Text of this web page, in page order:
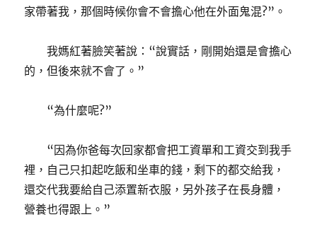
家帶著我，那個時候你會不會擔心他在外面鬼混?”。
我媽紅著臉笑著說：“說實話，剛開始還是會擔心
的，但後來就不會了。”
“為什麼呢?”
“因為你爸每次回家都會把工資單和工資交到我手
裡，自己只扣起吃飯和坐車的錢，剩下的都交給我，
還交代我要給自己添置新衣服，另外孩子在長身體，
營養也得跟上。”